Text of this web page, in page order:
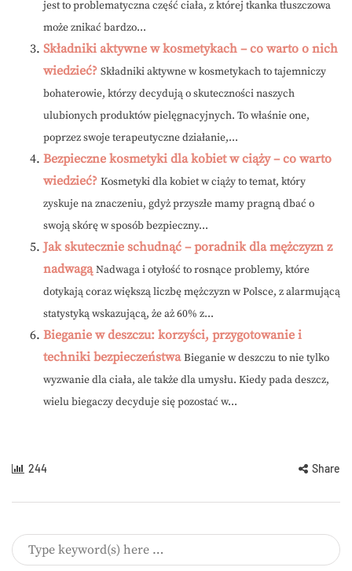
jest to problematyczna część ciała, z której tkanka tłuszczowa
może znikać bardzo...
Składniki aktywne w kosmetykach – co warto o nich
wiedzieć? Składniki aktywne w kosmetykach to tajemniczy
bohaterowie, którzy decydują o skuteczności naszych
ulubionych produktów pielęgnacyjnych. To właśnie one,
poprzez swoje terapeutyczne działanie,...
Bezpieczne kosmetyki dla kobiet w ciąży – co warto
wiedzieć? Kosmetyki dla kobiet w ciąży to temat, który
zyskuje na znaczeniu, gdyż przyszłe mamy pragną dbać o
swoją skórę w sposób bezpieczny...
Jak skutecznie schudnąć – poradnik dla mężczyzn z
nadwagą Nadwaga i otyłość to rosnące problemy, które
dotykają coraz większą liczbę mężczyzn w Polsce, z alarmującą
statystyką wskazującą, że aż 60% z...
Bieganie w deszczu: korzyści, przygotowanie i
techniki bezpieczeństwa Bieganie w deszczu to nie tylko
wyzwanie dla ciała, ale także dla umysłu. Kiedy pada deszcz,
wielu biegaczy decyduje się pozostać w...
244 Share